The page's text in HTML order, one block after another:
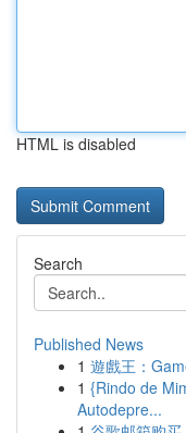
HTML is disabled
Search
Published News
1 遊戲王：
1 {Rindo de
Autodepre...